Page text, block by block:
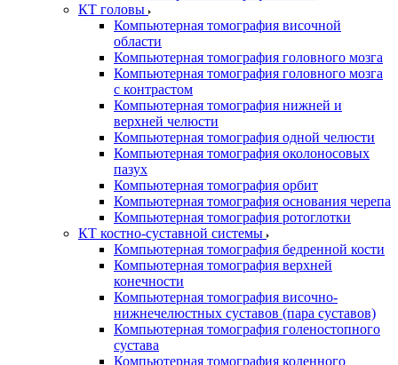
КТ головы
Компьютерная томография височной
области
Компьютерная томография головного мозга
Компьютерная томография головного мозга
с контрастом
Компьютерная томография нижней и
верхней челюсти
Компьютерная томография одной челюсти
Компьютерная томография околоносовых
пазух
Компьютерная томография орбит
Компьютерная томография основания черепа
Компьютерная томография ротоглотки
КТ костно-суставной системы
Компьютерная томография бедренной кости
Компьютерная томография верхней
конечности
Компьютерная томография височно-
нижнечелюстных суставов (пара суставов)
Компьютерная томография голеностопного
сустава
Компьютерная томография коленного